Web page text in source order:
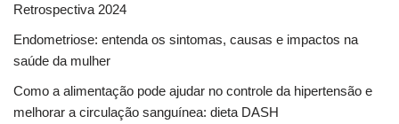
Retrospectiva 2024
Endometriose: entenda os sintomas, causas e impactos na
saúde da mulher
Como a alimentação pode ajudar no controle da hipertensão e
melhorar a circulação sanguínea: dieta DASH